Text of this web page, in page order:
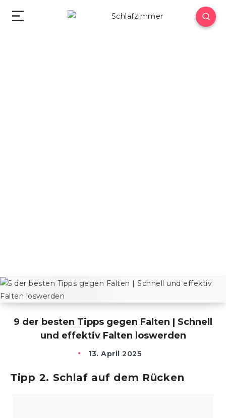
9 der besten Tipps gegen Falten | Schnell
und effektiv Falten loswerden
13. April 2025
Tipp 2. Schlaf auf dem Rücken